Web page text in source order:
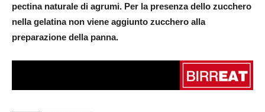
pectina naturale di agrumi. Per la presenza dello zucchero
nella gelatina non viene aggiunto zucchero alla
preparazione della panna.